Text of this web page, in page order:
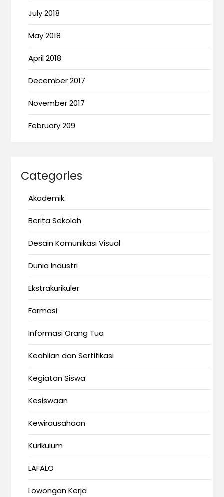
July 2018
May 2018
April 2018
December 2017
November 2017
February 209
Categories
Akademik
Berita Sekolah
Desain Komunikasi Visual
Dunia Industri
Ekstrakurikuler
Farmasi
Informasi Orang Tua
Keahlian dan Sertifikasi
Kegiatan Siswa
Kesiswaan
Kewirausahaan
Kurikulum
LAFALO
Lowongan Kerja